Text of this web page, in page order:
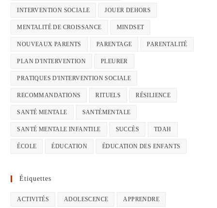
INTERVENTION SOCIALE JOUER DEHORS
MENTALITÉ DE CROISSANCE MINDSET
NOUVEAUX PARENTS PARENTAGE PARENTALITÉ
PLAN D'INTERVENTION PLEURER
PRATIQUES D'INTERVENTION SOCIALE
RECOMMANDATIONS RITUELS RÉSILIENCE
SANTÉ MENTALE SANTÉMENTALE
SANTÉ MENTALE INFANTILE SUCCÈS TDAH
ÉCOLE ÉDUCATION ÉDUCATION DES ENFANTS
Étiquettes
ACTIVITÉS ADOLESCENCE APPRENDRE